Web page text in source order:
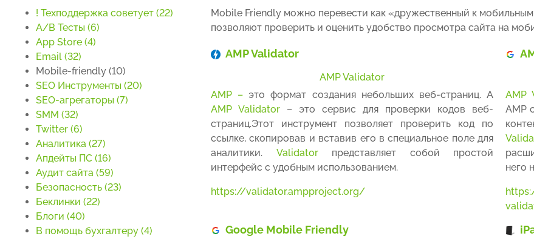
! Техподдержка советует (22)
A/B Тесты (6)
App Store (4)
Email (32)
Mobile-friendly (10)
SEO Инструменты (20)
SEO-агрегаторы (7)
SMM (32)
Twitter (6)
Аналитика (27)
Апдейты ПС (16)
Аудит сайта (59)
Безопасность (23)
Беклинки (22)
Блоги (40)
В помощь бухгалтеру (4)
Mobile Friendly можно перевести как «дружественный к
позволяют проверить и оценить удобство просмотра сайта на
AMP Validator
AMP Validator
AMP – это формат создания небольших веб-страниц. А
AMP Validator – это сервис для проверки кодов веб-
страниц.Этот инструмент позволяет проверить код по
ссылке, скопировав и вставив его в специальное поле для
аналитики. Validatorпредставляет собой простой
интерфейс с удобным использованием.
https://validator.ampproject.org/
AMP
АМР
него
Google Mobile Friendly